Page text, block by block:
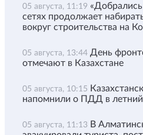
05 августа, 11:19 «Добрались
сетях продолжает
вокруг строительства на
05 августа, 13:44 День
отмечают в Казахстане
05 августа, 10:15
напомнили о ПДД в
05 августа, 11:13 В